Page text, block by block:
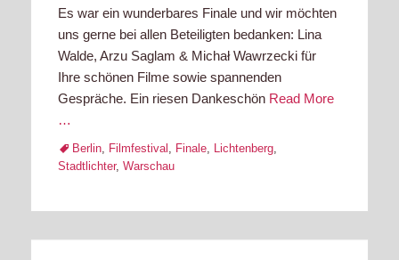
Es war ein wunderbares Finale und wir möchten
uns gerne bei allen Beteiligten bedanken: Lina
Walde, Arzu Saglam & Michał Wawrzecki für
Ihre schönen Filme sowie spannenden
Gespräche. Ein riesen Dankeschön Read More
…
TagsBerlin, Filmfestival , Finale, Lichtenberg,
Stadtlichter, Warschau